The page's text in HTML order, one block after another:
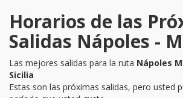
Horarios de las
Salidas Nápoles -
Las mejores salidas para la ruta Nápoles
Sicilia
Estas son las próximas salidas, pero usted